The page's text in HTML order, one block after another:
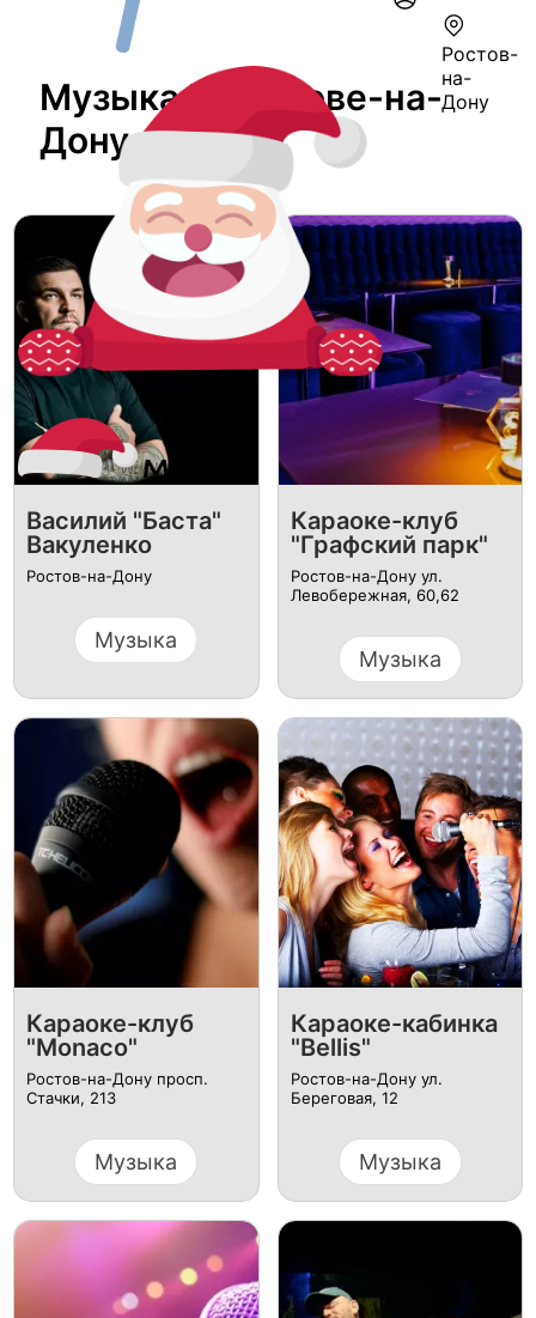
Ростов-
на-
Дону
Музыка В Ростове-на-
Дону
Василий "Баста"
Вакуленко
Ростов-на-Дону
Музыка
Караоке-клуб
"Графский парк"
Ростов-на-Дону ул.
Левобережная, 60,62
Музыка
Караоке-клуб
"Monaco"
Ростов-на-Дону просп.
Стачки, 213
Музыка
Караоке-кабинка
"Bellis"
Ростов-на-Дону ул.
Береговая, 12
Музыка